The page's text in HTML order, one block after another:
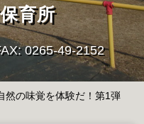
育所
0265‐49‐2152
然の味覚を体験だ！第1弾